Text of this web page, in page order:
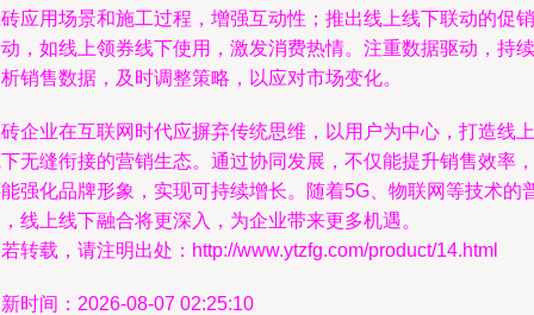
应用场景和施工过程，增强互动性；推出线上线下联动的促销
，如线上领券线下使用，激发消费热情。注重数据驱动，持续
销售数据，及时调整策略，以应对市场变化。
企业在互联网时代应摒弃传统思维，以用户为中心，打造线上
无缝衔接的营销生态。通过协同发展，不仅能提升销售效率，
强化品牌形象，实现可持续增长。随着5G、物联网等技术的
线上线下融合将更深入，为企业带来更多机遇。
转载，请注明出处：http://www.ytzfg.com/product/14.html
时间：2026-08-07 02:25:10